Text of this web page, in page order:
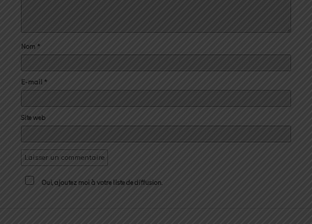
Nom *
E-mail *
Site web
Oui, ajoutez moi à votre liste de diffusion.